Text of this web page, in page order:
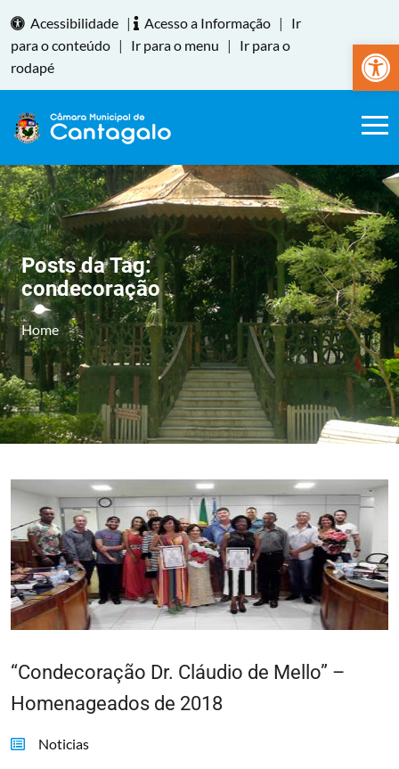
Abrir
Acessibilidade | Acesso a Informação |
Ir
para o conteúdo | Ir para o menu |
Ir para o
rodapé
Posts da Tag:
condecoração
Home
“Condecoração Dr. Cláudio de Mello” –
Homenageados de 2018
Noticias